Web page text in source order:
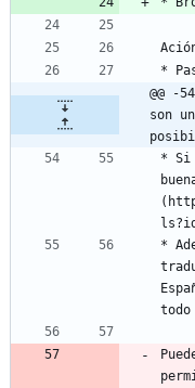
@@ -
son
* Si
*